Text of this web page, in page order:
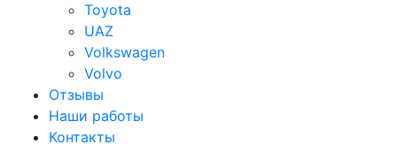
Toyota
UAZ
Volkswagen
Volvo
Отзывы
Наши работы
Контакты